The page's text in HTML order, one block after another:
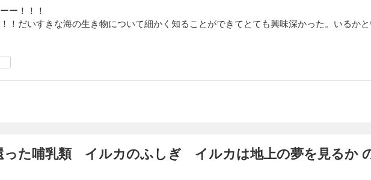
ー！！！
！だいすきな海の生き物について細かく知ることができてとても興味深かった。いるか
った哺乳類 イルカのふしぎ イルカは地上の夢を見るか